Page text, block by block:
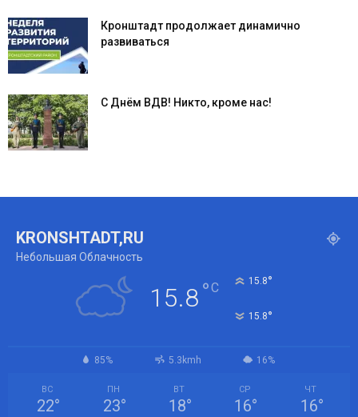
Кронштадт продолжает динамично
развиваться
С Днём ВДВ! Никто, кроме нас!
KRONSHTADT,RU
Небольшая Облачность
15.8°C 15.8°
15.8°
85% 5.3kmh 16%
ВС
22°
ПН
23°
ВТ
18°
СР
16°
ЧТ
16°